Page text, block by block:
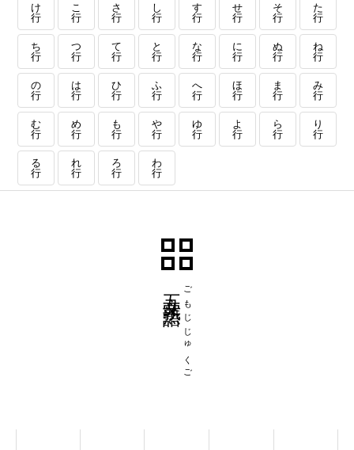
け
行
こ
行
さ
行
し
行
す
行
せ
行
そ
行
た
行
ち
行
つ
行
て
行
と
行
な
行
に
行
ぬ
行
ね
行
の
行
は
行
ひ
行
ふ
行
へ
行
ほ
行
ま
行
み
行
む
行
め
行
も
行
や
行
ゆ
行
よ
行
ら
行
り
行
る
行
れ
行
ろ
行
わ
行
ごもじじゅくご